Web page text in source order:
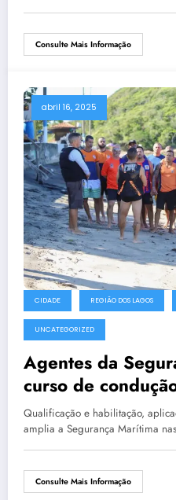
Consulte Mais Informação
abril 16, 2025
CIDADE REGIÃO DOS LAGOS
UNCATEGORIZED
Agentes da
curso de
Qualificação e habilitação,
amplia a Segurança Marítima
Consulte Mais Informação